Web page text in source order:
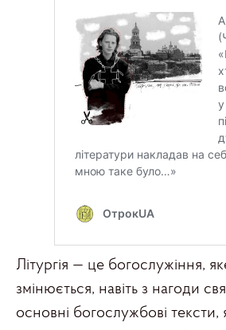
Літургія — це богослужіння,
змінюється, навіть з нагоди
основні богослужбові тексти,